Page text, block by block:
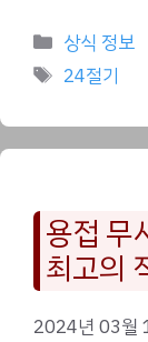
Categories
상식 정보
Tags
24절기
용접 무
최고의
2024년 03월